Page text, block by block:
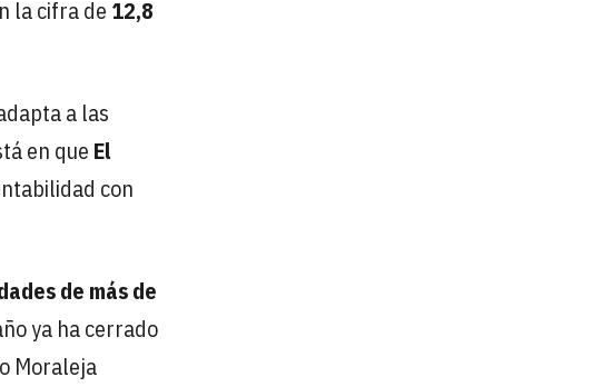
la cifra de 12,8
a las
en que El
con
de más de
ya ha cerrado
Moraleja